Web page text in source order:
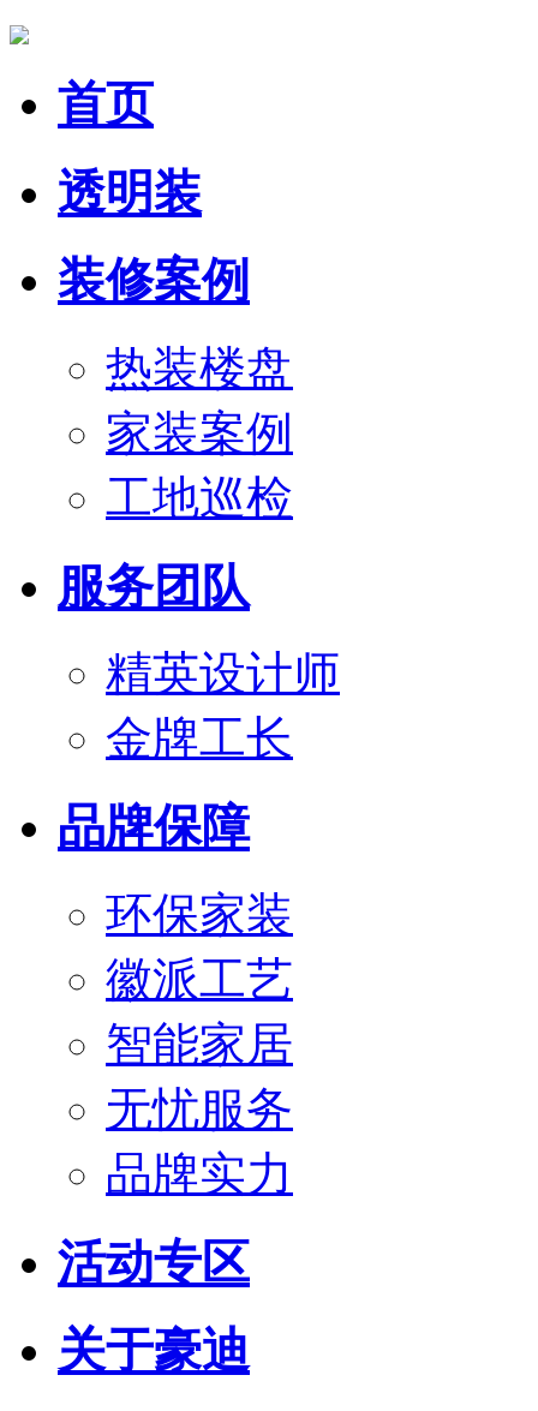
首页
透明装
装修案例
热装楼盘
家装案例
工地巡检
服务团队
精英设计师
金牌工长
品牌保障
环保家装
徽派工艺
智能家居
无忧服务
品牌实力
活动专区
关于豪迪